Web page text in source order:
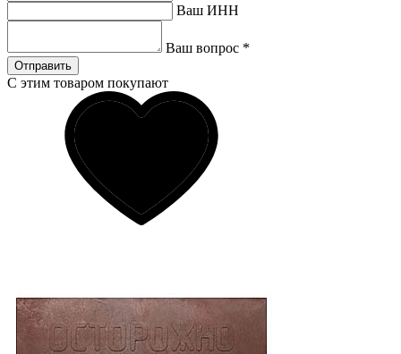
Ваш ИНН
Ваш вопрос *
Отправить
С этим товаром покупают